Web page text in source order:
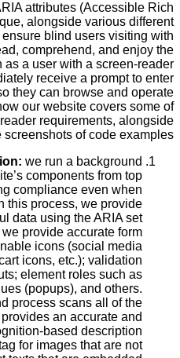
attributes (Accessible Rich
alongside various different
blind users visiting with
comprehend, and enjoy the
as a user with a screen-reader
receive a prompt to enter
they can browse and operate
our website covers some of
requirements, alongside
screenshots of code examples:
we run a background
components from top
compliance even when
this process, we provide
data using the ARIA set
provide accurate form
icons (social media
icons, etc.); validation
element roles such as
(popups), and others.
process scans all of the
an accurate and
based description
for images that are not